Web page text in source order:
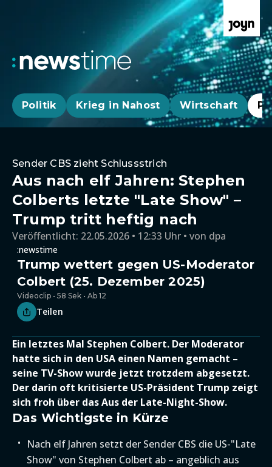
Politik Krieg in Nahost Wirtschaft
Sender CBS zieht Schlussstrich
Aus nach elf Jahren: Stephen
Colberts letzte "Late Show" –
Trump tritt heftig nach
Veröffentlicht: 22.05.2026 • 12:33 Uhr von dpa
:newstime
Trump wettert gegen US-Moderator
Colbert (25. Dezember 2025)
Videoclip • 58 Sek • Ab 12
Teilen
Ein letztes Mal Stephen Colbert. Der Moderator
hatte sich in den USA einen Namen gemacht –
seine TV-Show wurde jetzt trotzdem abgesetzt.
Der darin oft kritisierte US-Präsident Trump zeigt
sich froh über das Aus der Late-Night-Show.
Das Wichtigste in Kürze
Nach elf Jahren setzt der Sender CBS die US-"Late
Show" von Stephen Colbert ab – angeblich aus